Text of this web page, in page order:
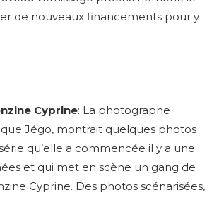
de nouveaux financements pour y
Cyprine: La photographe
Jégo, montrait quelques photos
qu’elle a commencée il y a une
et qui met en scène un gang de
Cyprine. Des photos scénarisées,